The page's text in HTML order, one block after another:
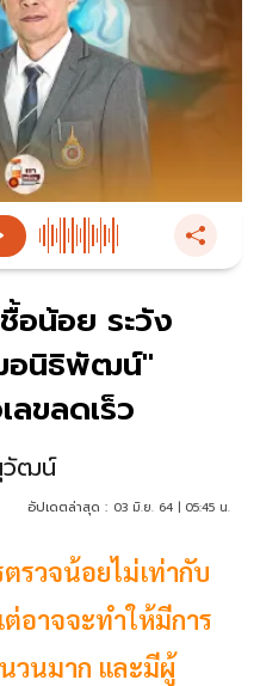
อน้อย ระวัง
อนิธิพัฒน์"
ลขลดเร็ว
วัฒน์
อัปเดตล่าสุด : 03 มิ.ย. 64 | 05:45 น.
รวจน้อยไม่เท่ากับ
อาจจะทำให้มีการ
วนมาก และมีผู้